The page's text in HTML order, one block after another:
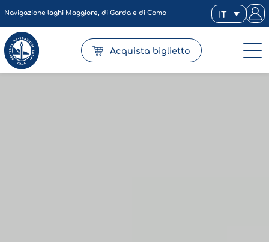
Navigazione laghi Maggiore, di Garda e di Como IT
Acquista biglietto